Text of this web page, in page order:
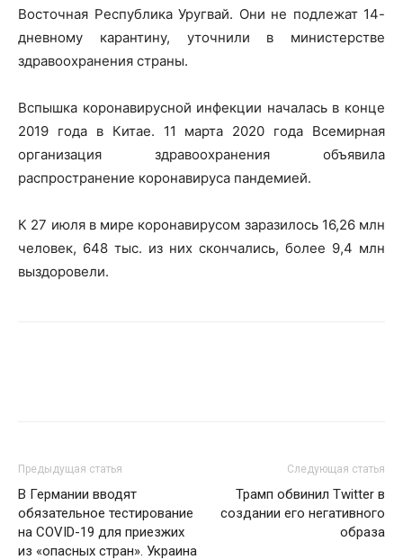
Восточная Республика Уругвай. Они не подлежат 14-
дневному карантину, уточнили в министерстве
здравоохранения страны.
Вспышка коронавирусной инфекции началась в конце
2019 года в Китае. 11 марта 2020 года Всемирная
организация здравоохранения объявила
распространение коронавируса пандемией.
К 27 июля в мире коронавирусом заразилось 16,26 млн
человек, 648 тыс. из них скончались, более 9,4 млн
выздоровели.
Предыдущая статья
В Германии вводят
обязательное тестирование
на COVID-19 для приезжих
из «опасных стран». Украина
Следующая статья
Трамп обвинил Twitter в
создании его негативного
образа